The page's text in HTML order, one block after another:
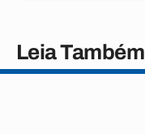
Leia Também